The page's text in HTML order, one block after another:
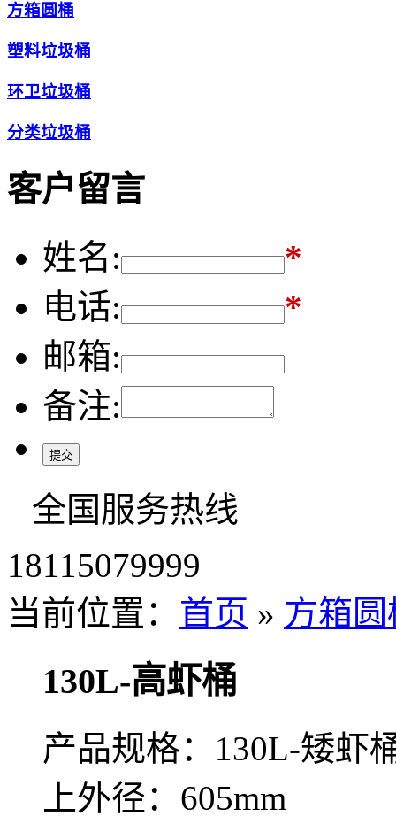
方箱圆桶
塑料垃圾桶
环卫垃圾桶
分类垃圾桶
客户留言
姓名:
*
电话:
*
邮箱:
备注:
全国服务热线
18115079999
当前位置： 首页 » 方箱圆
130L-高虾桶
产品规格：130L-矮虾
上外径：605mm